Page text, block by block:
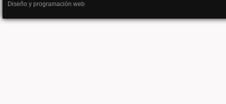
Diseño y programación web